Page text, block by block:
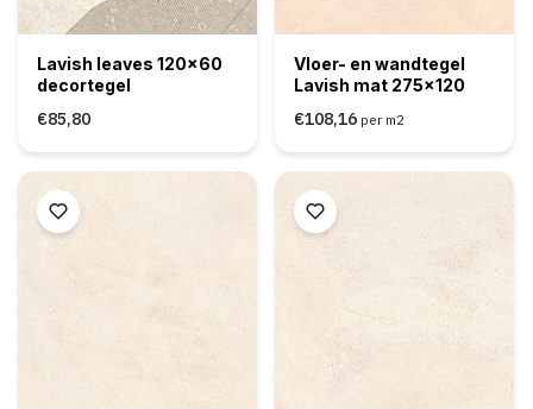
Lavish leaves 120x60
decortegel
€85,80
Vloer- en wandtegel
Lavish mat 275x120
€108,16 per m2